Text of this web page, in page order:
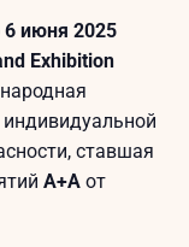
6 июня 2025
Exhibition
ставшая
A+A от